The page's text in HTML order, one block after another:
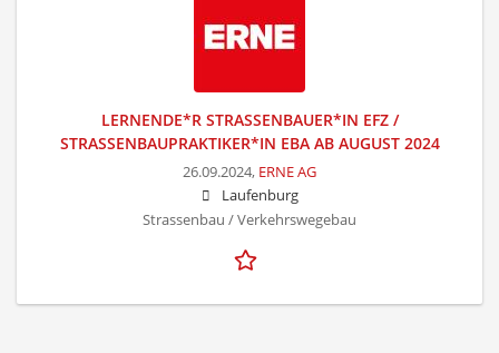
LERNENDE*R STRASSENBAUER*IN EFZ /
STRASSENBAUPRAKTIKER*IN EBA AB AUGUST 2024
26.09.2024, ERNE AG
Laufenburg
Strassenbau / Verkehrswegebau